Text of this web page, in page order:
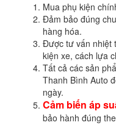
2.500.000₫.là:
Mua phụ kiện
Đảm bảo đúng
hàng hóa.
Được tư vấn nhiệt
kiện xe, cách lựa
Tất cả các sản
Thanh Bình Auto
ngày.
Cảm biến áp
bảo hành đúng